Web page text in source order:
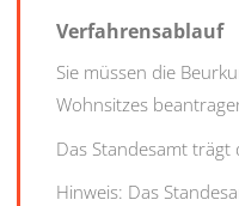
Verfahrensablauf
Sie müssen die
Wohnsitzes
Das Standesamt trägt
Hinweis: Das